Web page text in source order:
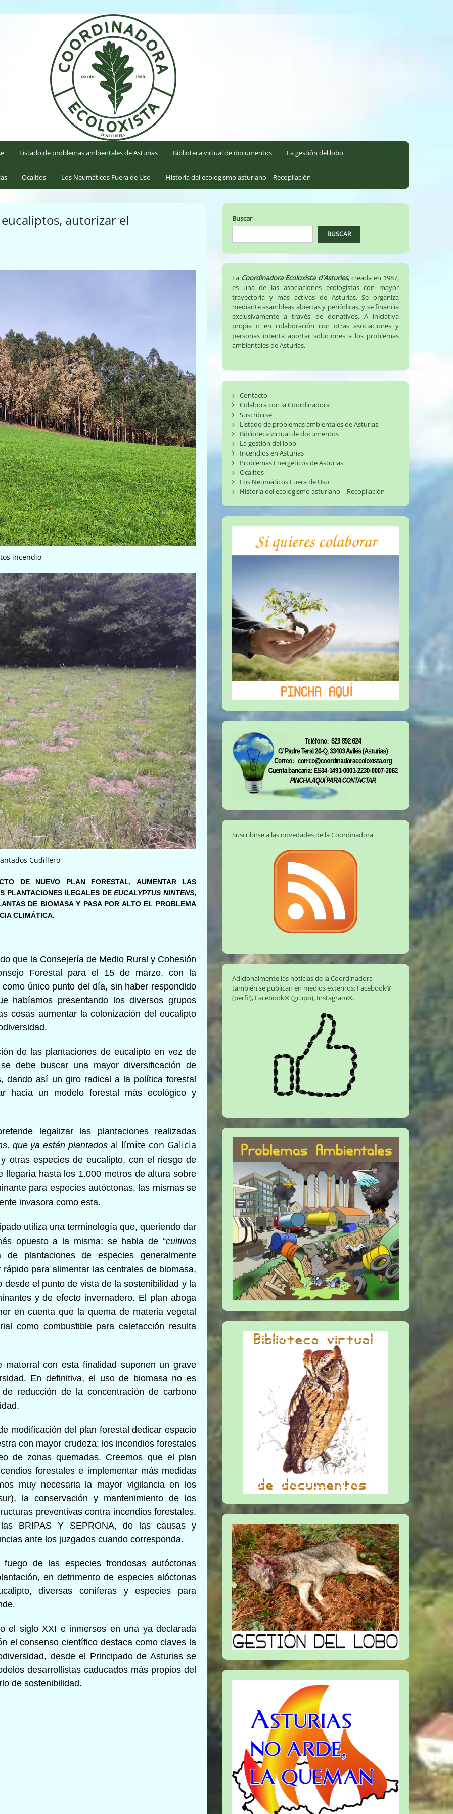
Listado de problemas ambientales de Asturias Biblioteca virtual de documentos La gestión del lobo
Ocalitos Los Neumáticos Fuera de Uso Historia del ecologismo asturiano – Recopilación
autorizar el
incendio
Cudillero
DE NUEVO PLAN FORESTAL, AUMENTAR LAS
PLANTACIONES ILEGALES DEEUCALYPTUS NINTENS,
DE BIOMASA Y PASA POR ALTO EL PROBLEMA
CLIMÁTICA.
que la Consejería de Medio Rural y Cohesión
Forestal para el 15 de marzo, con la
único punto del día, sin haber respondido
habíamos presentando los diversos grupos
cosas aumentar la colonización del eucalipto
de las plantaciones de eucalipto en vez de
debe buscar una mayor diversificación de
dando así un giro radical a la política forestal
hacia un modelo forestal más ecológico y
legalizar las plantaciones realizadas
que ya están plantados al límite con Galicia
otras especies de eucalipto, con el riesgo de
llegaría hasta los 1.000 metros de altura sobre
para especies autóctonas, las mismas se
invasora como esta.
utiliza una terminología que, queriendo dar
opuesto a la misma: se habla de “cultivos
plantaciones de especies generalmente
para alimentar las centrales de biomasa,
el punto de vista de la sostenibilidad y la
y de efecto invernadero. El plan aboga
en cuenta que la quema de materia vegetal
como combustible para calefacción resulta
con esta finalidad suponen un grave
En definitiva, el uso de biomasa no es
reducción de la concentración de carbono
modificación del plan forestal dedicar espacio
con mayor crudeza: los incendios forestales
de zonas quemadas. Creemos que el plan
forestales e implementar más medidas
muy necesaria la mayor vigilancia en los
la conservación y mantenimiento de los
preventivas contra incendios forestales.
BRIPAS Y SEPRONA, de las causas y
ante los juzgados cuando corresponda.
de las especies frondosas autóctonas
en detrimento de especies alóctonas
diversas coníferas y especies para
el siglo XXI e inmersos en una ya declarada
el consenso científico destaca como claves la
desde el Principado de Asturias se
desarrollistas caducados más propios del
de sostenibilidad.
Buscar
BUSCAR
La Coordinadora Ecoloxista d'Asturies, creada en 1987,
es una de las asociaciones ecologistas con mayor
trayectoria y más activas de Asturias. Se organiza
mediante asambleas abiertas y periódicas, y se financia
exclusivamente a través de donativos. A iniciativa
propia o en colaboración con otras asociaciones y
personas intenta aportar soluciones a los problemas
ambientales de Asturias.
Contacto
Colabora con la Coordinadora
Suscribirse
Listado de problemas ambientales de Asturias
Biblioteca virtual de documentos
La gestión del lobo
Incendios en Asturias
Problemas Energéticos de Asturias
Ocalitos
Los Neumáticos Fuera de Uso
Historia del ecologismo asturiano – Recopilación
Suscribirse a las novedades de la Coordinadora
Adicionalmente las noticias de la Coordinadora
también se publican en medios externos: Facebook®
(perfil), Facebook® (grupo), Instagram®.